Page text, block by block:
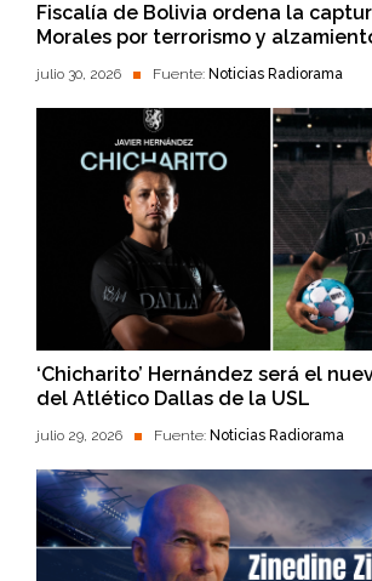
Fiscalía de Bolivia ordena la
Morales por terrorismo y
julio 30, 2026 Fuente: Noticias Radiorama
‘Chicharito’ Hernández será el
del Atlético Dallas de la USL
julio 29, 2026 Fuente: Noticias Radiorama